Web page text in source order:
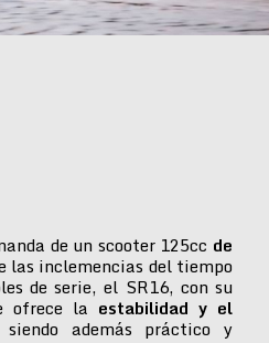
de un scooter 125cc de
las inclemencias del tiempo
de serie, el SR16, con su
ofrece la estabilidad y el
además práctico y